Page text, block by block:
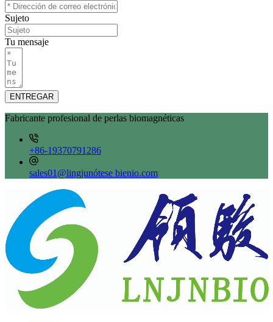
Sujeto
Tu mensaje
ENTREGAR
Fabricante profesional de perlas biomagnéticas
+86-19370791286
sales01@lingjunótese bienio.com